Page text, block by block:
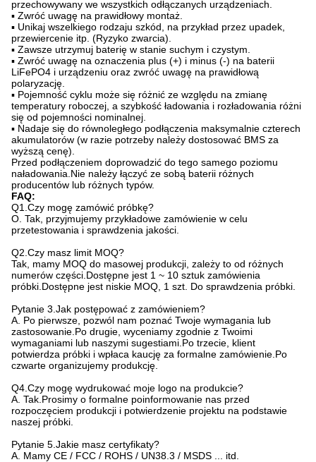
przechowywany we wszystkich odłączanych urządzeniach.
▪ Zwróć uwagę na prawidłowy montaż.
▪ Unikaj wszelkiego rodzaju szkód, na przykład przez upadek,
przewiercenie itp. (Ryzyko zwarcia).
▪ Zawsze utrzymuj baterię w stanie suchym i czystym.
▪ Zwróć uwagę na oznaczenia plus (+) i minus (-) na baterii
LiFePO4 i urządzeniu oraz zwróć uwagę na prawidłową
polaryzację.
▪ Pojemność cyklu może się różnić ze względu na zmianę
temperatury roboczej, a szybkość ładowania i rozładowania różni
się od pojemności nominalnej.
▪ Nadaje się do równoległego podłączenia maksymalnie czterech
akumulatorów (w razie potrzeby należy dostosować BMS za
wyższą cenę).
Przed podłączeniem doprowadzić do tego samego poziomu
naładowania.Nie należy łączyć ze sobą baterii różnych
producentów lub różnych typów.
FAQ:
Q1.Czy mogę zamówić próbkę?
O. Tak, przyjmujemy przykładowe zamówienie w celu
przetestowania i sprawdzenia jakości.
Q2.Czy masz limit MOQ?
Tak, mamy MOQ do masowej produkcji, zależy to od różnych
numerów części.Dostępne jest 1 ~ 10 sztuk zamówienia
próbki.Dostępne jest niskie MOQ, 1 szt. Do sprawdzenia próbki.
Pytanie 3.Jak postępować z zamówieniem?
A. Po pierwsze, pozwól nam poznać Twoje wymagania lub
zastosowanie.Po drugie, wyceniamy zgodnie z Twoimi
wymaganiami lub naszymi sugestiami.Po trzecie, klient
potwierdza próbki i wpłaca kaucję za formalne zamówienie.Po
czwarte organizujemy produkcję.
Q4.Czy mogę wydrukować moje logo na produkcie?
A. Tak.Prosimy o formalne poinformowanie nas przed
rozpoczęciem produkcji i potwierdzenie projektu na podstawie
naszej próbki.
Pytanie 5.Jakie masz certyfikaty?
A. Mamy CE / FCC / ROHS / UN38.3 / MSDS ... itd.